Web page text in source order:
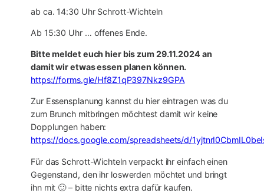
ab ca. 14:30 Uhr Schrott-Wichteln
Ab 15:30 Uhr … offenes Ende.
Bitte meldet euch hier bis zum 29.11.2024 an
damit wir etwas essen planen können.
https://forms.gle/Hf8Z1qP397Nkz9GPA
Zur Essensplanung kannst du hier eintragen was du
zum Brunch mitbringen möchtest damit wir keine
Dopplungen haben:
https://docs.google.com/spreadsheets/d/
Für das Schrott-Wichteln verpackt ihr einfach einen
Gegenstand, den ihr loswerden möchtet und bringt
ihn mit 🙂 – bitte nichts extra dafür kaufen.